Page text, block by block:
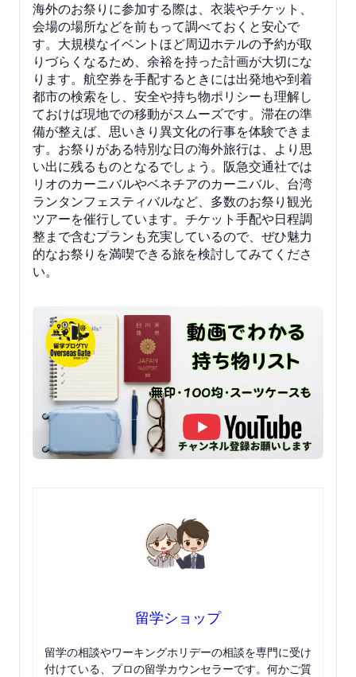
海外のお祭りに参加する際は、衣装やチケット、
会場の場所などを前もって調べておくと安心で
す。大規模なイベントほど周辺ホテルの予約が取
りづらくなるため、余裕を持った計画が大切にな
ります。航空券を手配するときには出発地や到着
都市の検索をし、安全や持ち物ポリシーも理解し
ておけば現地での移動がスムーズです。滞在の準
備が整えば、思いきり異文化の行事を体験できま
す。お祭りがある特別な日の海外旅行は、より思
い出に残るものとなるでしょう。阪急交通社では
リオのカーニバルやベネチアのカーニバル、台湾
ランタンフェスティバルなど、多数のお祭り観光
ツアーを催行しています。チケット手配や日程調
整まで含むプランも充実しているので、ぜひ魅力
的なお祭りを満喫できる旅を検討してみてくださ
い。
留学ショップ
留学の相談やワーキングホリデーの相談を専門に受け
付けている、プロの留学カウンセラーです。何かご質